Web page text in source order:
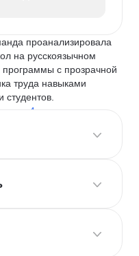
проанализировала
на русскоязычном
с прозрачной
труда навыками
по
4 критериям